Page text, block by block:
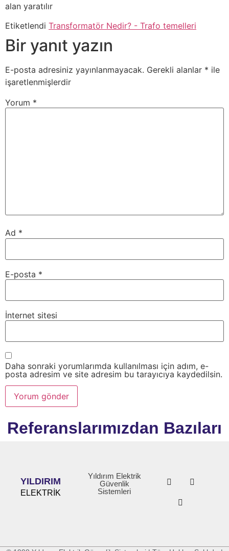
alan yaratılır
Etiketlendi Transformatör Nedir? - Trafo temelleri
Bir yanıt yazın
E-posta adresiniz yayınlanmayacak. Gerekli alanlar * ile
işaretlenmişlerdir
Yorum *
Ad *
E-posta *
İnternet sitesi
Daha sonraki yorumlarımda kullanılması için adım, e-
posta adresim ve site adresim bu tarayıcıya kaydedilsin.
Referanslarımızdan Bazıları
YILDIRIM
ELEKTRİK
Yıldırım Elektrik
Güvenlik
Sistemleri